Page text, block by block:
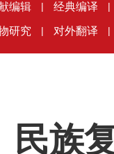
编辑 | 经典编译 |
研究 | 对外翻译 |
民族